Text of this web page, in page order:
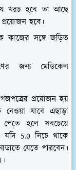
খরচ হবে তা আছে
প্রয়োজন হবে।
কাজের সঙ্গে জড়িত
জন্য মেডিকেল
প্রয়োজন হয়
নেওয়া যাবে এছাড়া
পেতে হলে সবচেয়ে
5.0 নিচে থাকে
যেতে পারবেন।